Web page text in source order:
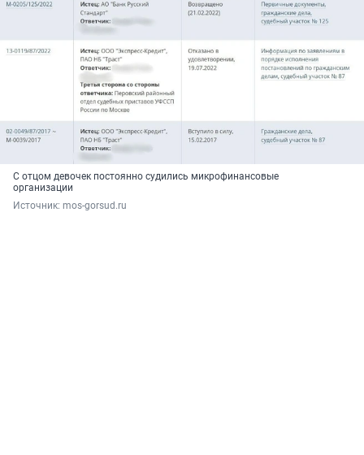
С отцом девочек постоянно судились микрофинансовые
организации
Источник: mos-gorsud.ru